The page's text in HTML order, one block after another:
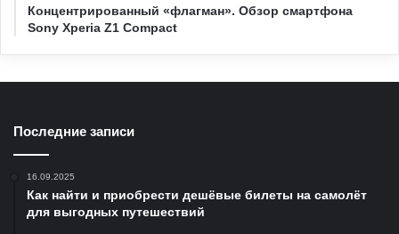
Концентрированный «флагман». Обзор смартфона
Sony Xperia Z1 Compact
Последние записи
16.09.2025
Как найти и приобрести дешёвые билеты на самолёт
для выгодных путешествий